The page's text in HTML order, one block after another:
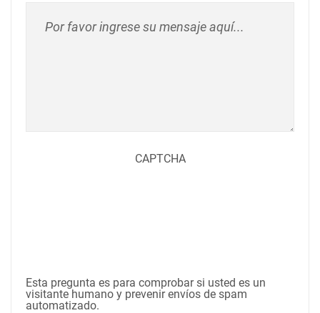
CAPTCHA
Esta pregunta es para comprobar si usted es un
visitante humano y prevenir envíos de spam
automatizado.